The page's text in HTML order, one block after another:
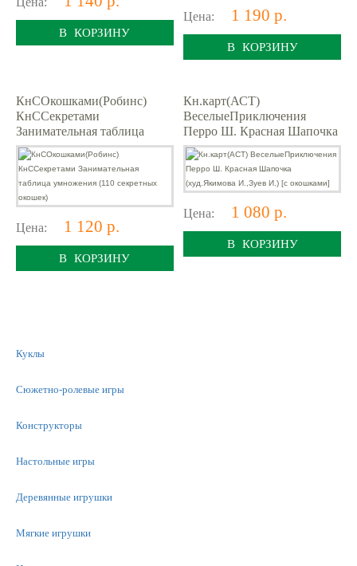
В КОРЗИНУ
Цена: 1 190 р.
В КОРЗИНУ
КнСОкошками(Робинс)
КнССекретами
Занимательная таблица
умножения (110 секретных
окошек)
Цена: 1 120 р.
В КОРЗИНУ
Кн.карт(АСТ)
ВеселыеПриключения
Перро Ш. Красная Шапочка
(худ.Якимова И.,Зуев И.) [с
окошками]
Цена: 1 080 р.
В КОРЗИНУ
Куклы
Сюжетно-ролевые игры
Конструкторы
Настольные игры
Деревянные игрушки
Мягкие игрушки